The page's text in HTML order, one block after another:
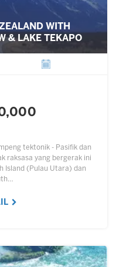
WITH
& LAKE TEKAPO
tektonik - Pasifik dan
raksasa yang bergerak ini
Island (Pulau Utara) dan